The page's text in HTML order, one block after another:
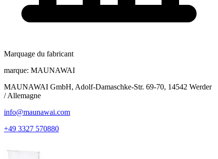
Marquage du fabricant
marque: MAUNAWAI
MAUNAWAI GmbH, Adolf-Damaschke-Str. 69-70, 14542 Werder
/ Allemagne
info@maunawai.com
+49 3327 570880